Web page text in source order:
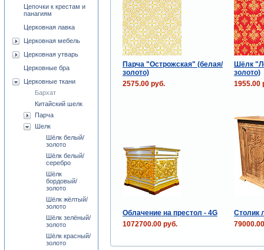
Парча "Острожская" (белая/
золото)
Шёлк
золото)
2575.00 руб.
1955.00
Облачение на престол - 4G
Столик
1072700.00 руб.
Цепочки к крестам и
панагиям
Церковная лавка
Церковная мебель
Церковная утварь
Церковные бра
Церковные ткани
Бархат
Китайский шелк
Парча
Шелк
Шёлк белый/
золото
Шёлк белый/
серебро
Шёлк
бордовый/
золото
Шёлк жёлтый/
золото
Шёлк зелёный/
золото
Шёлк красный/
золото